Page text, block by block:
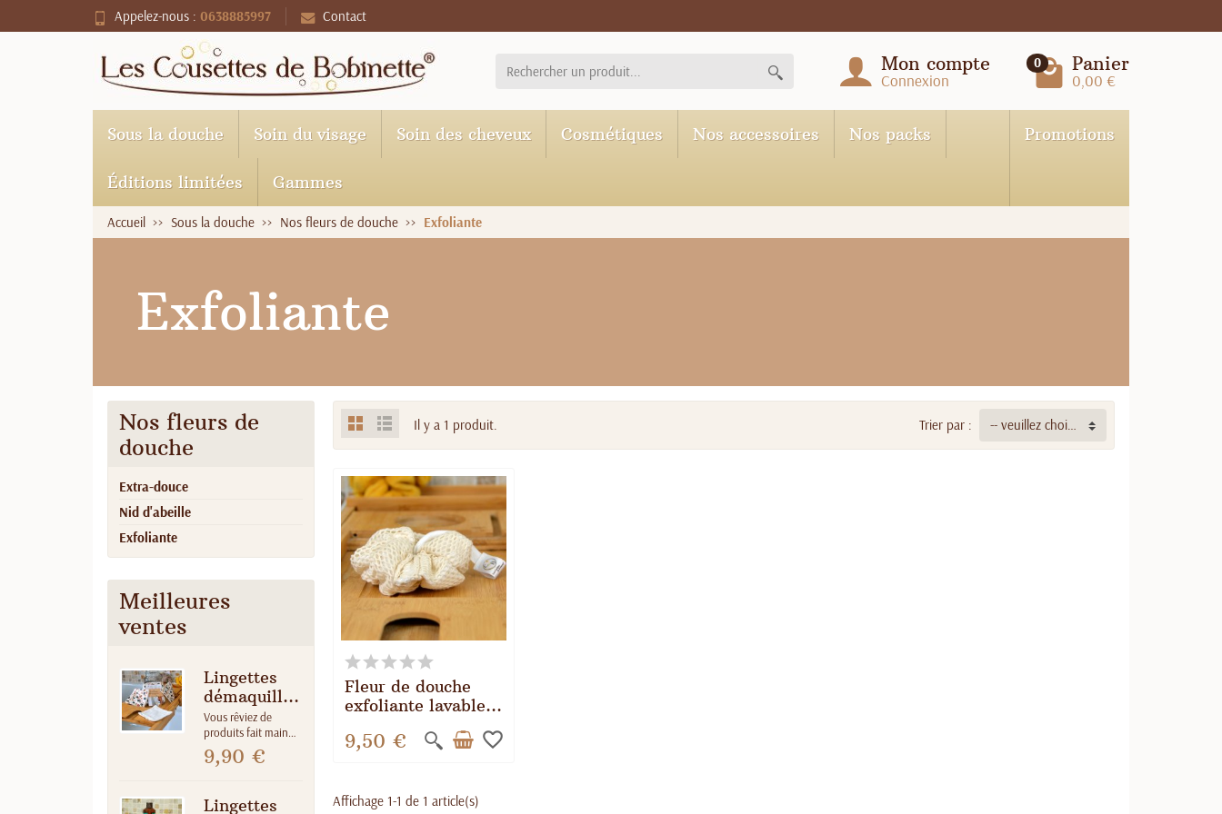
Appelez-nous : 0638885997 Contact
Mon compte
Connexion
0 Panier
0,00 €
Sous la douche Soin du visage Soin des cheveux Cosmétiques Nos accessoires Nos packs
Éditions limitées Gammes
Promotions
Accueil Sous la douche Nos fleurs de douche Exfoliante
Exfoliante
Nos fleurs de
douche
Extra-douce
Nid d'abeille
Exfoliante
Meilleures
ventes
Lingettes
démaquillantes
lavables
Écru Fauve
– Lot de 7
Vous rêviez de
produits fait main
avec les
indispensables pour
tout en vous
9,90 €
Lingettes
Il y a 1 produit. Trier par : -- veuillez choisir --
Fleur de douche
exfoliante lavable
9,50 € favorite_border
Affichage 1-1 de 1 article(s)